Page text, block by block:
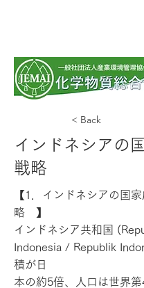
< Back
インドネシアの
戦略
【1．インドネシアの国
略 】
インドネシア共和国
Indonesia / Republik
積が日
本の約5倍、人口は世界